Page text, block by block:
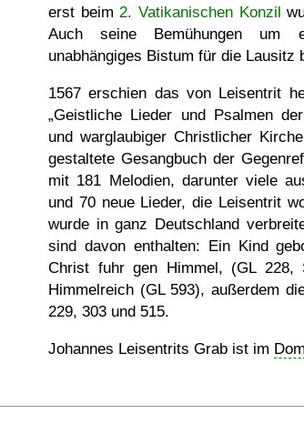
erst beim2. Vatikanischen Konzil
Auch seine Bemühungen
unabhängiges Bistum für die Lausitz
1567 erschien das von Leisentrit
Geistliche Lieder und Psalmen
und warglaubiger Christlicher
gestaltete Gesangbuch der
mit 181 Melodien, darunter viele
und 70 neue Lieder, die Leisentrit
wurde in ganz Deutschland
sind davon enthalten: Ein Kind
Christ fuhr gen Himmel, (GL 228,
Himmelreich (GL 593), außerdem
229, 303 und 515.
Johannes Leisentrits Grab ist im Dom